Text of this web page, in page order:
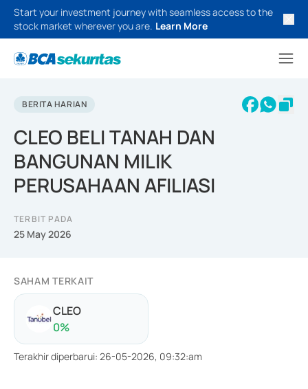
Start your investment journey with seamless access to the
stock market wherever you are. Learn More
BERITA HARIAN
CLEO BELI TANAH DAN
BANGUNAN MILIK
PERUSAHAAN AFILIASI
TERBIT PADA
25 May 2026
SAHAM TERKAIT
CLEO
0%
Terakhir diperbarui: 26-05-2026, 09:32:am